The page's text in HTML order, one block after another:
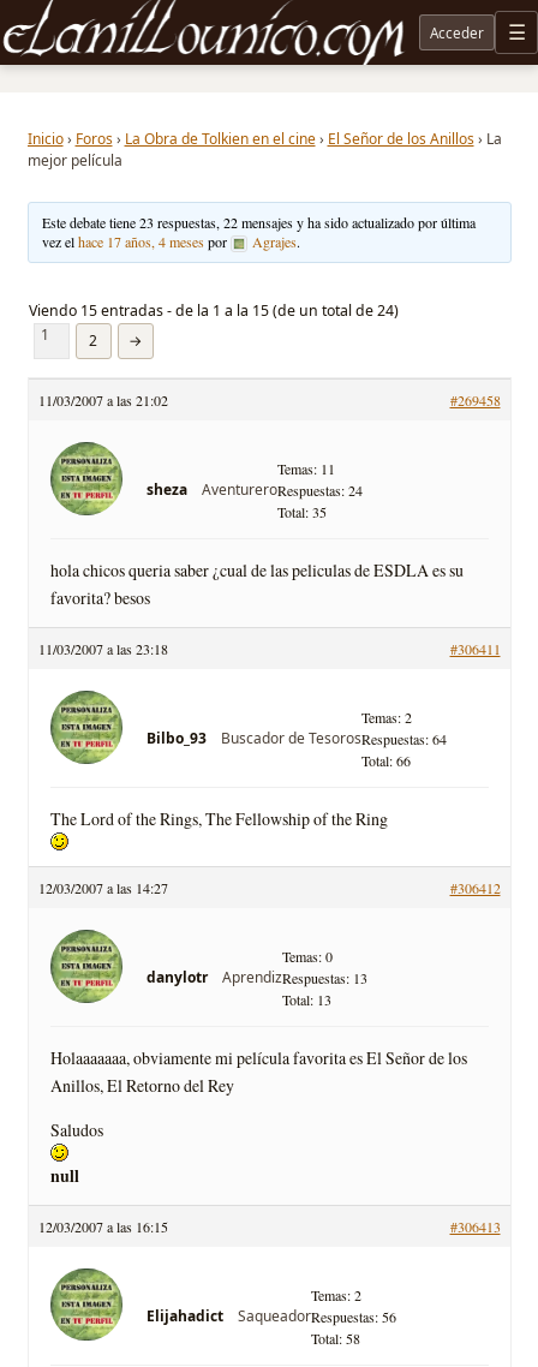
Noticias sobre Tolkien: El Señor de los Anillos, Los Anillos de Poder, La Caza de Gollum, la
Acceder
Inicio › Foros › La Obra de Tolkien en el cine › El Señor de los Anillos › La
mejor película
Este debate tiene 23 respuestas, 22 mensajes y ha sido actualizado por última
vez elhace 17 años, 4 mesespor Agrajes.
Viendo 15 entradas - de la 1 a la 15 (de un total de 24)
1
2 →
11/03/2007 a las 21:02 #269458
sheza Aventurero
Temas: 11
Respuestas: 24
Total: 35
hola chicos queria saber ¿cual de las peliculas de ESDLA es su
favorita? besos
11/03/2007 a las 23:18 #306411
Bilbo_93 Buscador de Tesoros
Temas: 2
Respuestas: 64
Total: 66
The Lord of the Rings, The Fellowship of the Ring
12/03/2007 a las 14:27 #306412
danylotr Aprendiz
Temas: 0
Respuestas: 13
Total: 13
Holaaaaaaa, obviamente mi película favorita es El Señor de los
Anillos, El Retorno del Rey
Saludos
null
12/03/2007 a las 16:15 #306413
Elijahadict Saqueador
Temas: 2
Respuestas: 56
Total: 58